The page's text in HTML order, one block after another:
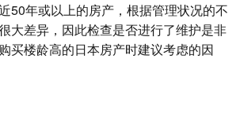
50年或以上的房产，根据管理状况的不
大差异，因此检查是否进行了维护是非
买楼龄高的日本房产时建议考虑的因